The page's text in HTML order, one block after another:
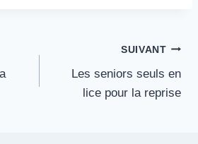
SUIVANT
Les seniors seuls en
lice pour la reprise